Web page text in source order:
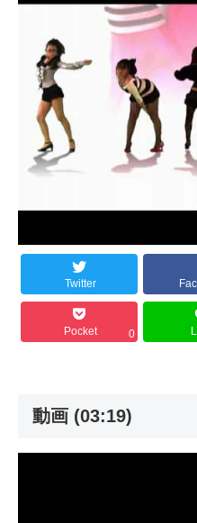
Twitter
Pocket 0
動画 (03:19)